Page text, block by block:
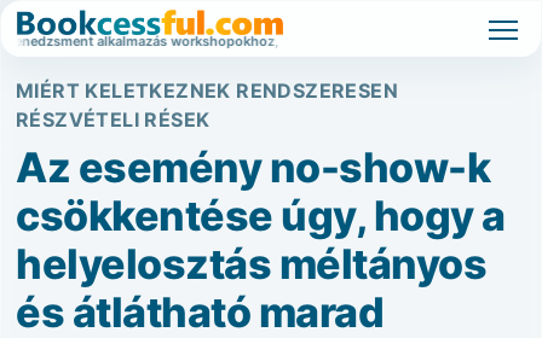
alkalmazás workshopokhoz, tanfolyamokhoz és nagy érdeklődésű
MIÉRT KELETKEZNEK RENDSZERESEN
RÉSZVÉTELI RÉSEK
Az esemény no-show-k
csökkentése úgy, hogy a
helyelosztás méltányos
és átlátható marad